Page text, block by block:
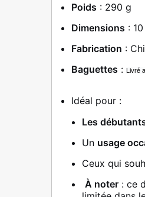
Poids : 290 g
Dimensions :
Fabrication :
Baguettes : Livré
Idéal pour :
Les
Un usage
Ceux qui
À noter : ce